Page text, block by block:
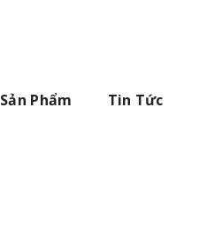
Sản Phẩm Tin Tức